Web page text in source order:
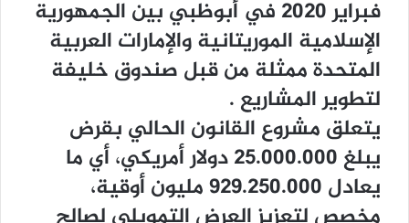
ﻓﺒﺮﺍﻳﺮ 2020 ﻓﻲ ﺃﺑﻮﻇﺒﻲ ﺑﻴﻦ ﺍﻟﺠﻤﻬﻮﺭﻳﺔ
ﺍﻹﺳﻼﻣﻴﺔ ﺍﻟﻤﻮﺭﻳﺘﺎﻧﻴﺔ ﻭﺍﻹﻣﺎﺭﺍﺕ ﺍﻟﻌﺮﺑﻴﺔ
ﺍﻟﻤﺘﺤﺪﺓ ﻣﻤﺜﻠﺔ ﻣﻦ ﻗﺒﻞ ﺻﻨﺪﻭﻕ ﺧﻠﻴﻔﺔ
ﻟﺘﻄﻮﻳﺮ ﺍﻟﻤﺸﺎﺭﻳﻊ .
ﻳﺘﻌﻠﻖ ﻣﺸﺮﻭﻉ ﺍﻟﻘﺎﻧﻮﻥ ﺍﻟﺤﺎﻟﻲ ﺑﻘﺮﺽ
ﻳﺒﻠﻎ 25.000.000 ﺩﻭﻻﺭ ﺃﻣﺮﻳﻜﻲ، ﺃﻱ ﻣﺎ
ﻳﻌﺎﺩﻝ 929.250.000 ﻣﻠﻴﻮﻥ ﺃﻭﻗﻴﺔ،